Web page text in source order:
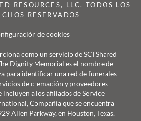
RESOURCES, LLC, TODOS LOS
RESERVADOS
de cookies
como un servicio de SCI Shared
Dignity Memorial es el nombre de
para identificar una red de funerales
de cremación y proveedores
incluyen a los afiliados de Service
Compañía que se encuentra
Allen Parkway, en Houston, Texas.